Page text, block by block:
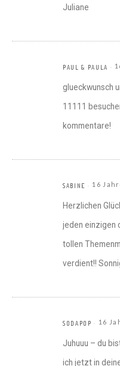
Juliane
PAUL & PAULA
glueckwunsch
11111
kommentare!
SABINE 16
Herzlichen
jeden einzigen
tollen
verdient!!
SODAPOP 16
Juhuuu – du
ich jetzt in